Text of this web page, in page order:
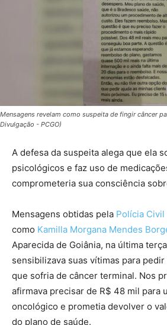
Mensagens revelam como suspeita de fingir câncer
Divulgação - PCGO)
A defesa da suspeita alega que ela
psicológicos e faz uso de
comprometeria sua consciência
Mensagens obtidas pela Polícia Civil
como Kamilla Morgana Mendes
Aparecida de Goiânia, na última
sensibilizava suas vítimas para
que sofria de câncer terminal. Nos
afirmava precisar de R$ 48 mil para
oncológico e prometia devolver o
do plano de saúde.